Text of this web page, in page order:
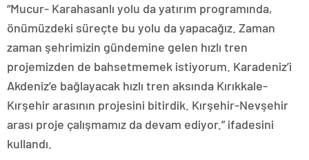
“Mucur- Karahasanlı yolu da yatırım programında,
önümüzdeki süreçte bu yolu da yapacağız. Zaman
zaman şehrimizin gündemine gelen hızlı tren
projemizden de bahsetmemek istiyorum. Karadeniz’i
Akdeniz’e bağlayacak hızlı tren aksında Kırıkkale-
Kırşehir arasının projesini bitirdik. Kırşehir-Nevşehir
arası proje çalışmamız da devam ediyor.” ifadesini
kullandı.